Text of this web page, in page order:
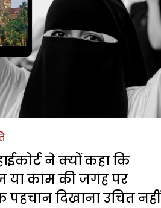
ने क्यों कहा कि
या काम की जगह पर
पहचान दिखाना उचित नहीं